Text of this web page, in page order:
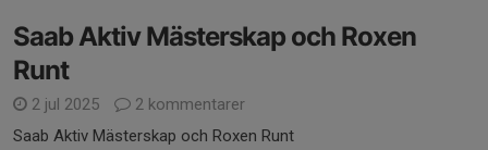
Saab Aktiv Mästerskap och Roxen
Runt
2 jul 2025
2 kommentarer
Saab Aktiv Mästerskap och Roxen Runt